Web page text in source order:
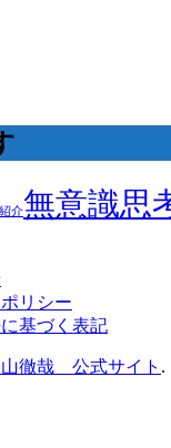
介無意識思
リシー
基づく表記
徹哉 公式サイト .